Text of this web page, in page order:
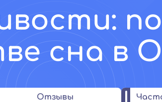
сна в
Отзывы